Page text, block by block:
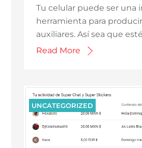
Tu celular puede ser una
herramienta para
auxiliares. Así sea que
Read More
UNCATEGORIZED